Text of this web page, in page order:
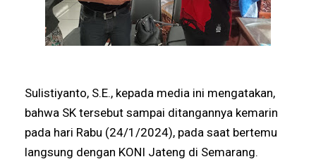
Sulistiyanto, S.E., kepada media ini mengatakan,
bahwa SK tersebut sampai ditangannya kemarin
pada hari Rabu (24/1/2024), pada saat bertemu
langsung dengan KONI Jateng di Semarang.